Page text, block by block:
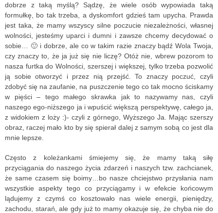
dobrze z taką myślą? Sądzę, że wiele osób wypowiada taką
formułkę, bo tak trzeba, a dyskomfort gdzieś tam upycha. Prawda
jest taka, że mamy wszyscy silne poczucie niezależności, własnej
wolności, jesteśmy uparci i dumni i zawsze chcemy decydować o
sobie… 🙂 i dobrze, ale co w takim razie znaczy bądź Wola Twoja,
czy znaczy to, że ja już się nie liczę? Otóż nie, wbrew pozorom to
nasza furtka do Wolności, szerszej i większej, tylko trzeba pozwolić
ją sobie otworzyć i przez nią przejść. To znaczy poczuć, czyli
zdobyć się na zaufanie, na puszczenie tego co tak mocno ściskamy
w pięści – tego małego skrawka jak to nazywamy nas, czyli
naszego ego-niższego ja i wpuścić większą perspektywę, całego ja,
z widokiem z loży :)- czyli z górnego, Wyższego Ja. Mając szerszy
obraz, raczej mało kto by się spierał dalej z samym sobą co jest dla
mnie lepsze.
Często z koleżankami śmiejemy się, że mamy taką siłę
przyciągania do naszego życia zdarzeń i naszych tzw. zachcianek,
że same czasem się boimy…bo nasze chciejstwo przysłania nam
wszystkie aspekty tego co przyciągamy i w efekcie końcowym
lądujemy z czymś co kosztowało nas wiele energii, pieniędzy,
zachodu, starań, ale gdy już to mamy okazuje się, że chyba nie do